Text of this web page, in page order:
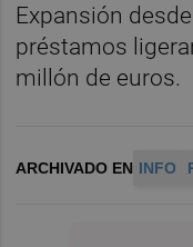
Expansión
préstamos
millón de euros.
ARCHIVADO EN INFO